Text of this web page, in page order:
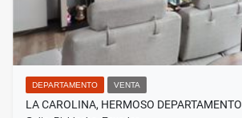
DEPARTAMENTO VENTA
LA CAROLINA, HERMOSO